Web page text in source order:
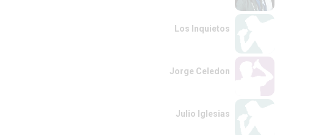
Los Inquietos
Jorge Celedon
Julio Iglesias